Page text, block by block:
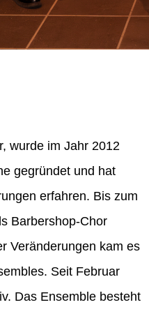
wurde im Jahr 2012
gegründet und hat
erfahren. Bis zum
Barbershop-Chor
Veränderungen kam es
Seit Februar
Das Ensemble besteht